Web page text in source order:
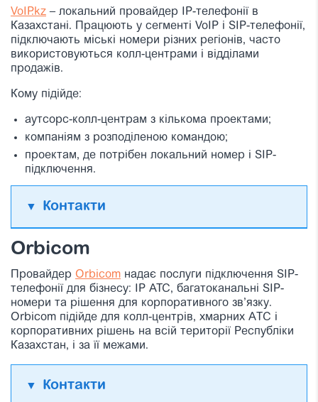
VoIP.kz – локальний провайдер IP-телефонії в
Казахстані. Працюють у сегменті VoIP і SIP-телефонії,
підключають міські номери різних регіонів, часто
використовуються колл-центрами і відділами
продажів.
Кому підійде:
аутсорс-колл-центрам з кількома проектами;
компаніям з розподіленою командою;
проектам, де потрібен локальний номер і SIP-
підключення.
Контакти
Orbicom
Провайдер Orbicom надає послуги підключення SIP-
телефонії для бізнесу: IP ATC, багатоканальні SIP-
номери та рішення для корпоративного зв’язку.
Orbicom підійде для колл-центрів, хмарних АТС і
корпоративних рішень на всій території Республіки
Казахстан, і за її межами.
Контакти